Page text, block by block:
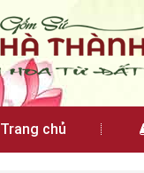
Trang chủ